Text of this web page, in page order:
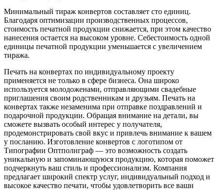
Минимальный тираж конвертов составляет сто единиц.
Благодаря оптимизации производственных процессов,
стоимость печатной продукции снижается, при этом качество
нанесения остается на высоком уровне. Себестоимость одной
единицы печатной продукции уменьшается с увеличением
тиража.
Печать на конвертах по индивидуальному проекту
применяется не только в сфере бизнеса. Она широко
используется молодоженами, отправляющими свадебные
приглашения своим родственникам и друзьям. Печать на
конвертах также незаменима при отправке поздравлений и
подарочной продукции. Обращая внимание на детали, вы
сможете вызвать особый интерес у получателя,
продемонстрировать свой вкус и привлечь внимание к вашем
у посланию. Изготовление конвертов с логотипом от
Типографии Оптполиграф — это возможность создать
уникальную и запоминающуюся продукцию, которая поможет
подчеркнуть ваш стиль и профессионализм. Компания
предлагает широкий спектр услуг, индивидуальный подход и
высокое качество печати, чтобы удовлетворить все ваши